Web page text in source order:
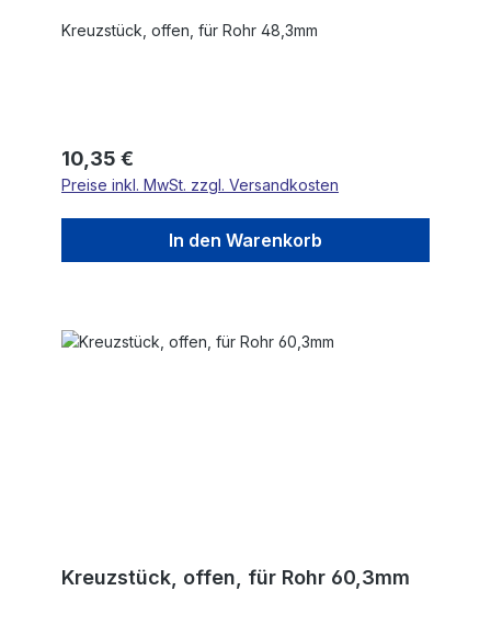
Kreuzstück, offen, für Rohr 48,3mm
Regulärer Preis:
10,35 €
Preise inkl. MwSt. zzgl. Versandkosten
In den Warenkorb
Kreuzstück, offen, für Rohr 60,3mm